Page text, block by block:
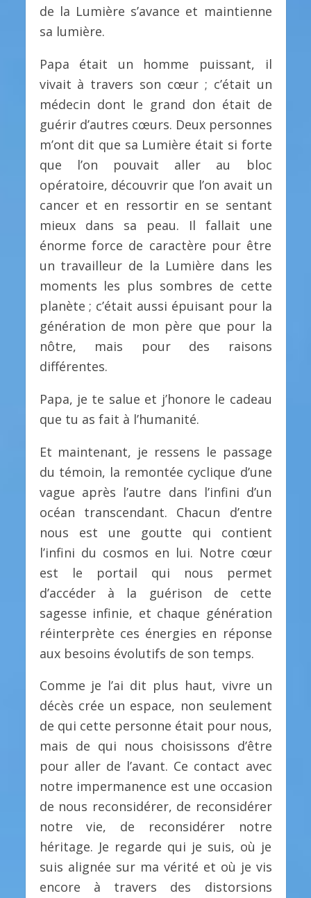
de la Lumière s’avance et maintienne
sa lumière.
Papa était un homme puissant, il
vivait à travers son cœur ; c’était un
médecin dont le grand don était de
guérir d’autres cœurs. Deux personnes
m’ont dit que sa Lumière était si forte
que l’on pouvait aller au bloc
opératoire, découvrir que l’on avait un
cancer et en ressortir en se sentant
mieux dans sa peau. Il fallait une
énorme force de caractère pour être
un travailleur de la Lumière dans les
moments les plus sombres de cette
planète ; c’était aussi épuisant pour la
génération de mon père que pour la
nôtre, mais pour des raisons
différentes.
Papa, je te salue et j’honore le cadeau
que tu as fait à l’humanité.
Et maintenant, je ressens le passage
du témoin, la remontée cyclique d’une
vague après l’autre dans l’infini d’un
océan transcendant. Chacun d’entre
nous est une goutte qui contient
l’infini du cosmos en lui. Notre cœur
est le portail qui nous permet
d’accéder à la guérison de cette
sagesse infinie, et chaque génération
réinterprète ces énergies en réponse
aux besoins évolutifs de son temps.
Comme je l’ai dit plus haut, vivre un
décès crée un espace, non seulement
de qui cette personne était pour nous,
mais de qui nous choisissons d’être
pour aller de l’avant. Ce contact avec
notre impermanence est une occasion
de nous reconsidérer, de reconsidérer
notre vie, de reconsidérer notre
héritage. Je regarde qui je suis, où je
suis alignée sur ma vérité et où je vis
encore à travers des distorsions